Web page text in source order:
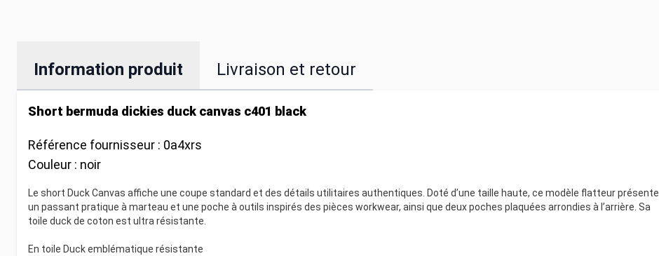
Information produit Livraison et retour
Short bermuda dickies duck canvas c401 black
Référence fournisseur : 0a4xrs
Couleur : noir
Le short Duck Canvas affiche une coupe standard et des détails utilitaires authentiques. Doté d’une taille haute, ce modèle flatteur présente
un passant pratique à marteau et une poche à outils inspirés des pièces workwear, ainsi que deux poches plaquées arrondies à l’arrière. Sa
toile duck de coton est ultra résistante.
En toile Duck emblématique résistante